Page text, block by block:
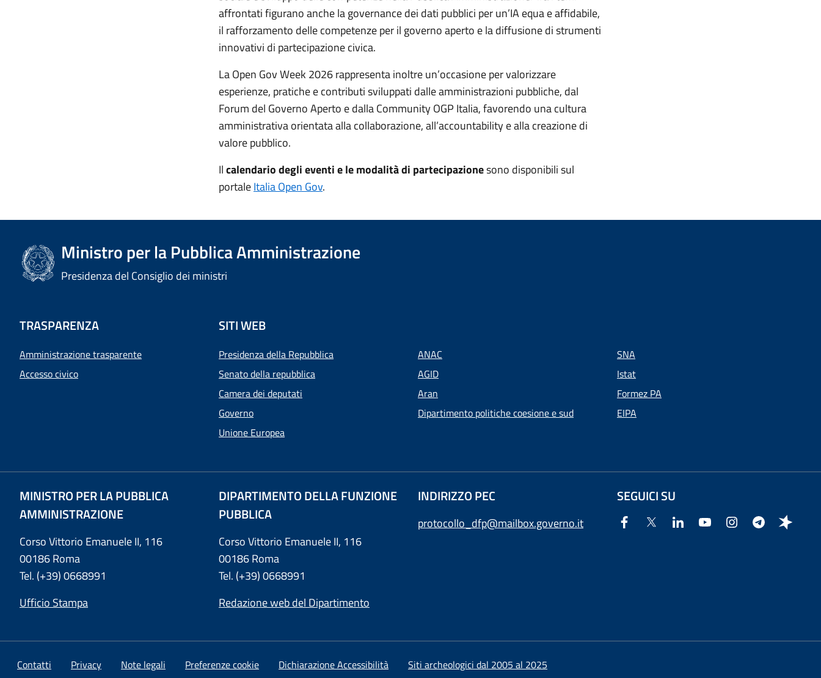
affrontati figurano anche la governance dei dati pubblici per un’IA equa e affidabile,
il rafforzamento delle competenze per il governo aperto e la diffusione di strumenti
innovativi di partecipazione civica.
La Open Gov Week 2026 rappresenta inoltre un’occasione per valorizzare
esperienze, pratiche e contributi sviluppati dalle amministrazioni pubbliche, dal
Forum del Governo Aperto e dalla Community OGP Italia, favorendo una cultura
amministrativa orientata alla collaborazione, all’accountability e alla creazione di
valore pubblico.
Ilcalendario degli eventi e le modalità di partecipazionesono disponibili sul
portaleItalia Open Gov.
Ministro per la Pubblica Amministrazione
Presidenza del Consiglio dei ministri
TRASPARENZA
Amministrazione trasparente
Accesso civico
SITI WEB
Presidenza della Repubblica
Senato della repubblica
Camera dei deputati
Governo
Unione Europea
ANAC
AGID
Aran
Dipartimento politiche coesione e sud
SNA
Istat
Formez PA
EIPA
MINISTRO PER LA PUBBLICA
AMMINISTRAZIONE
Corso Vittorio Emanuele II, 116
00186 Roma
Tel. (+39) 0668991
Ufficio Stampa
DIPARTIMENTO DELLA FUNZIONE
PUBBLICA
Corso Vittorio Emanuele II, 116
00186 Roma
Tel. (+39) 0668991
Redazione web del Dipartimento
INDIRIZZO PEC
protocollo_dfp@mailbox.governo.it
SEGUICI SU
Contatti Privacy Note legali Preferenze cookie Dichiarazione Accessibilità Siti archeologici dal 2005 al 2025